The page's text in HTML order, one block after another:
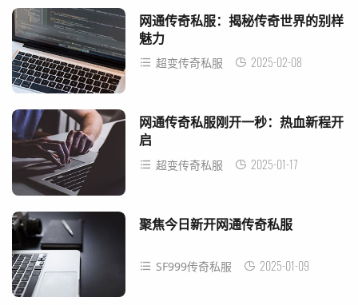
网通传奇私服：揭秘传奇世界的别样
魅力
超变传奇私服 2025-02-08
网通传奇私服刚开一秒：热血新程开
启
超变传奇私服 2025-01-17
聚焦今日新开网通传奇私服
SF999传奇私服 2025-01-09